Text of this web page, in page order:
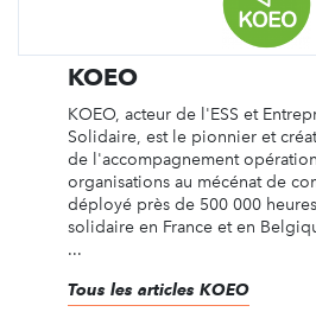
KOEO
KOEO, acteur de l'ESS et
Solidaire, est le pionnier et
de l'accompagnement
organisations au mécénat de
déployé près de 500 000
solidaire en France et en
...
Tous les articles KOEO